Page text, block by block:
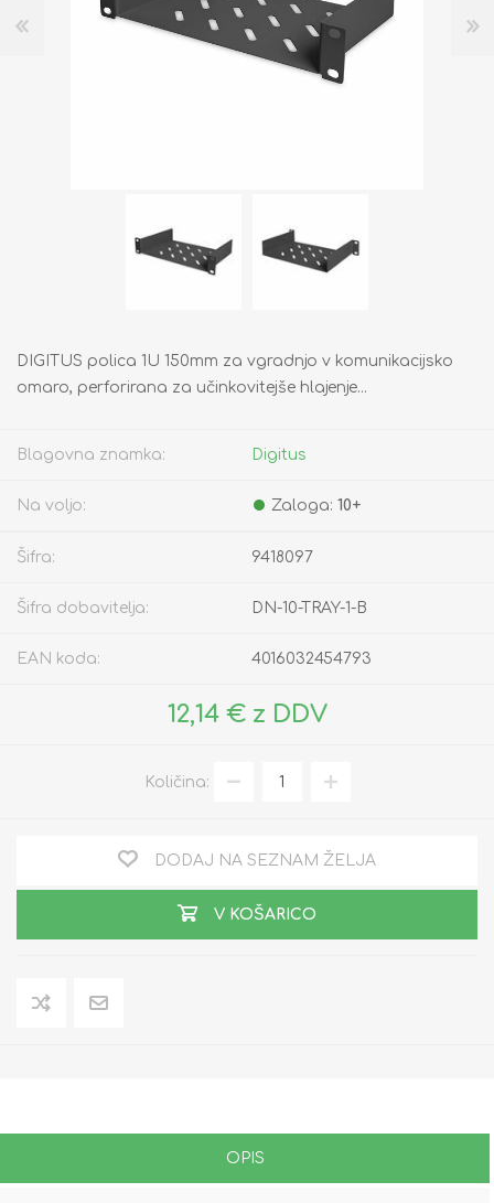
DIGITUS polica 1U 150mm za vgradnjo v komunikacijsko
omaro, perforirana za učinkovitejše hlajenje...
Blagovna znamka: Digitus
Na voljo: Zaloga: 10+
Šifra: 9418097
Šifra dobavitelja: DN-10-TRAY-1-B
EAN koda: 4016032454793
12,14 € z DDV
Količina:
DODAJ NA SEZNAM ŽELJA
V KOŠARICO
OPIS